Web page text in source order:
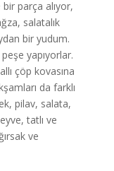
parça alıyor,
salatalık
bir yudum.
yapıyorlar.
çöp kovasına
da farklı
pilav, salata,
tatlı ve
ve